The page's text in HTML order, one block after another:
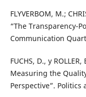
FLYVERBOM, M.;
“The Transparency-
Communication
FUCHS, D., y
Measuring the
Perspective”. Politics